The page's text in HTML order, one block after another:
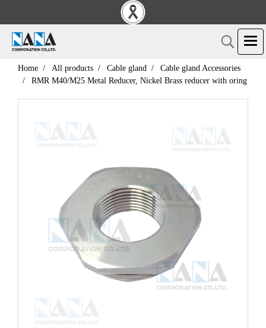
Home All products Cable gland
Cable gland Accessories
RMR M40/M25 Metal Reducer, Nickel Brass reducer with oring